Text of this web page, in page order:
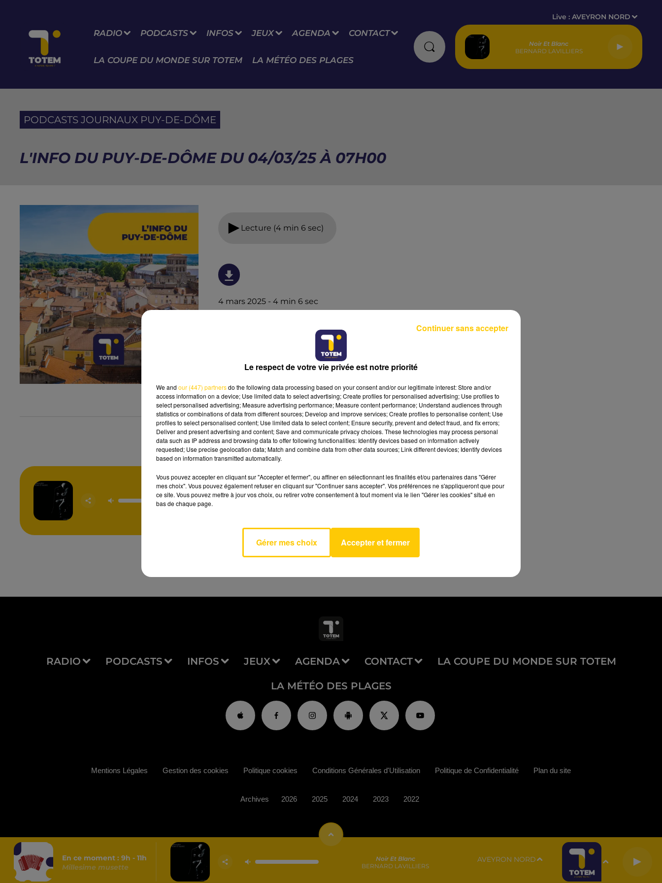
RADIO PODCASTS INFOS JEUX AGENDA CONTACT
LA COUPE DU MONDE SUR TOTEM LA MÉTÉO DES PLAGES
Live :AVEYRON NORD
Noir Et Blanc
BERNARD LAVILLIERS
PODCASTS JOURNAUX PUY-DE-DÔME
L'INFO DU PUY-DE-DÔME DU 04/03/25 À 07H00
Lecture (4 min 6 sec)
4 mars 2025 - 4 min 6 sec
Ecoutez sur Totem l'information dans le Cantal, le pays
de Brioude et Issoire avec les reportages de nos
journalistes sur le terrain.
Noir Et Blanc
BERNARD
LAVILLIERS
AVEYRON NORD
RADIO PODCASTS INFOS JEUX AGENDA CONTACT LA COUPE DU MONDE SUR TOTEM
LA MÉTÉO DES PLAGES
En ce moment : 9h - 11h
Millesime musette
Noir Et Blanc
BERNARD LAVILLIERS
AVEYRON NORD
Mentions Légales Gestion des cookies Politique cookies Conditions Générales d'Utilisation Politique de Confidentialité Plan du site
Archives 2026 2025 2024 2023 2022
Le respect de votre vie privée est notre priorité
We and our (447) partnersdo the following data processing based on your consent and/or our legitimate interest: Store and/or
access information on a device; Use limited data to select advertising; Create profiles for personalised advertising; Use profiles to
select personalised advertising; Measure advertising performance; Measure content performance; Understand audiences through
statistics or combinations of data from different sources; Develop and improve services; Create profiles to personalise content; Use
profiles to select personalised content; Use limited data to select content; Ensure security, prevent and detect fraud, and fix errors;
Deliver and present advertising and content; Save and communicate privacy choices. These technologies may process personal
data such as IP address and browsing data to offer following functionalities: Identify devices based on information actively
requested; Use precise geolocation data; Match and combine data from other data sources; Link different devices; Identify devices
based on information transmitted automatically.
Vous pouvez accepter en cliquant sur "Accepter et fermer", ou affiner en sélectionnant les finalités et/ou partenaires dans "Gérer
mes choix". Vous pouvez également refuser en cliquant sur "Continuer sans accepter". Vos préférences ne s'appliqueront que pour
ce site. Vous pouvez mettre à jour vos choix, ou retirer votre consentement à tout moment via le lien "Gérer les cookies" situé en
bas de chaque page.
Gérer mes choix Accepter et fermer
Continuer sans accepter